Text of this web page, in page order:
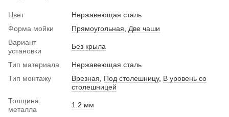
Цвет
Нержавеющая сталь
Форма мойки
Прямоугольная
Две чаши
Вариант
установки
Без крыла
Тип материала
Нержавеющая сталь
Тип монтажу
Врезная Под столешницу, В уровень со
столешницей
Толщина
металла
1.2 мм